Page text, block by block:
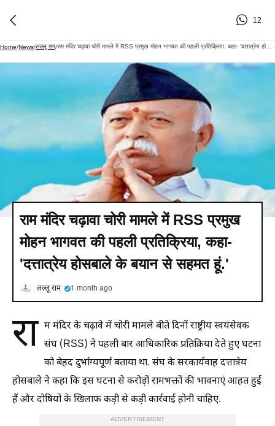
12
Home/News/लल्लू राम/ राम मंदिर चढ़ावा चोरी मामले में RSS प्रमुख मोहन भागवत की पहली प्रतिक्रिया, कहा- 'दत्तात्रेय होसबाले के बयान से सहमत हूं.'
राम मंदिर चढ़ावा चोरी मामले में RSS प्रमुख
मोहन भागवत की पहली प्रतिक्रिया, कहा-
'दत्तात्रेय होसबाले के बयान से सहमत हूं.'
लल्लू राम 1 month ago
रा म मंदिर के चढ़ावे में चोरी मामले बीते दिनों राष्ट्रीय स्वयंसेवक
संघ (RSS) ने पहली बार आधिकारिक प्रतिक्रिया देते हुए घटना
को बेहद दुर्भाग्यपूर्ण बताया था. संघ के सरकार्यवाह दत्तात्रेय
होसबाले ने कहा कि इस घटना से करोड़ों रामभक्तों की भावनाएं आहत हुई
हैं और दोषियों के खिलाफ कड़ी से कड़ी कार्रवाई होनी चाहिए.
ADVERTISEMENT